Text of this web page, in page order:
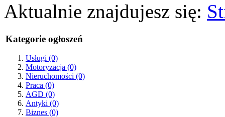
Aktualnie znajdujesz się:
Kategorie ogłoszeń
Usługi (0)
Motoryzacja (0)
Nieruchomości (0)
Praca (0)
AGD (0)
Antyki (0)
Biznes (0)